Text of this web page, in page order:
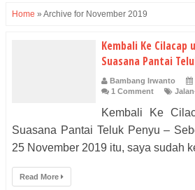
Home » Archive for November 2019
Kembali Ke
Suasana Pantai
Bambang Irwanto
1 Comment
Kembali Ke
Suasana Pantai Teluk Penyu –
25 November 2019 itu, saya sudah
Read More